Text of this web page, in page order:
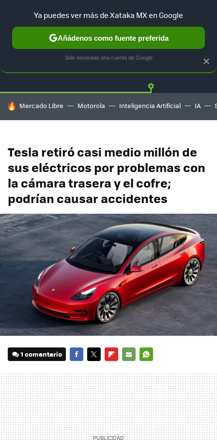
TESLA UBER AUTO ELECTRICO Twitter
HOY SE HABLA DE
Mercado Libre Motorola Inteligencia Artificial IA
Tesla retiró casi medio millón de
sus eléctricos por problemas con
la cámara trasera y el cofre;
podrían causar accidentes
1 comentario
MAIL
×
Ya puedes ver más de Xataka MX en Google
Añádenos como fuente preferida
Solo necesitas una cuenta de Google